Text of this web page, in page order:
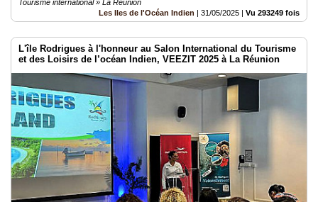
Tourisme international » La Réunion
Les Iles de l'Océan Indien | 31/05/2025 | Vu 293249 fois
L'île Rodrigues à l'honneur au Salon International du Tourisme
et des Loisirs de l’océan Indien, VEEZIT 2025 à La Réunion